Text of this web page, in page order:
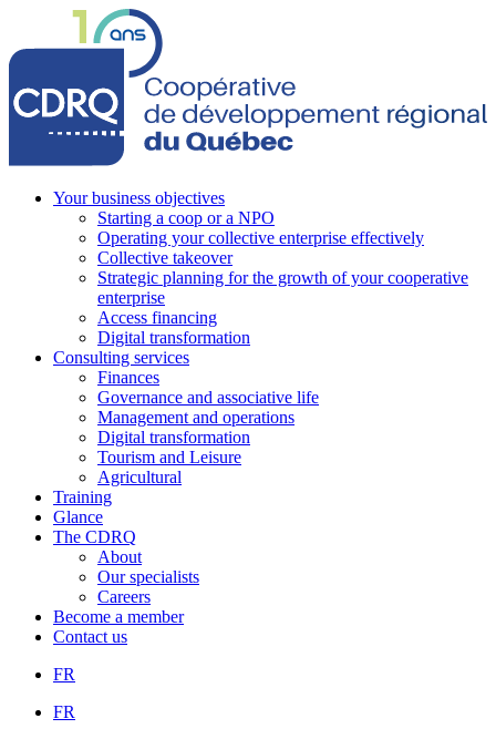
Your business objectives
Starting a coop or a NPO
Operating your collective enterprise effectively
Collective takeover
Strategic planning for the growth of your cooperative
enterprise
Access financing
Digital transformation
Consulting services
Finances
Governance and associative life
Management and operations
Digital transformation
Tourism and Leisure
Agricultural
Training
Glance
The CDRQ
About
Our specialists
Careers
Become a member
Contact us
FR
FR